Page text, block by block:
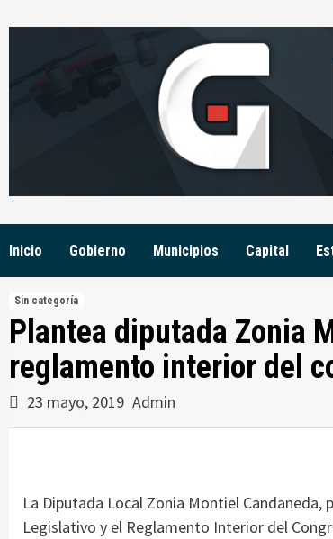
to
Inicio Gobierno Municipios Capital
Sin categoría
Plantea diputada Zonia
reglamento interior del
23 mayo, 2019 Admin
La Diputada Local Zonia Montiel
Legislativo y el Reglamento Interior del